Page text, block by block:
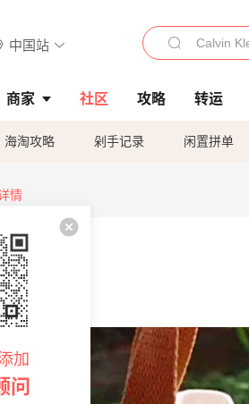
中国站
商家 社区 攻略 转运
海淘攻略 剁手记录 闲置拼单
情
加
问